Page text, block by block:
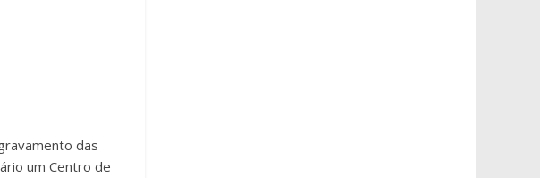
das
um Centro de